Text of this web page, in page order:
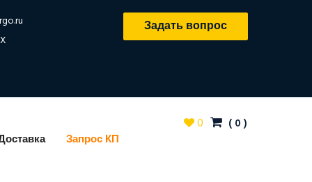
Задать вопрос
Запрос КП
0 ( 0)